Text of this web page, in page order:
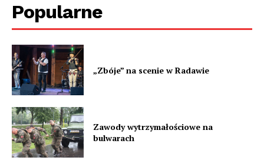
Popularne
„Zbóje” na scenie w Radawie
Zawody wytrzymałościowe na
bulwarach